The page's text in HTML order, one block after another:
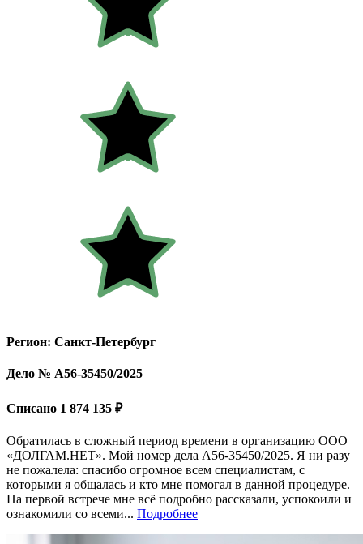
Регион: Санкт-Петербург
Дело № А56-35450/2025
Списано 1 874 135 ₽
Обратилась в сложный период времени в организацию ООО
«ДОЛГАМ.НЕТ». Мой номер дела A56-35450/2025. Я ни разу
не пожалела: спасибо огромное всем специалистам, с
которыми я общалась и кто мне помогал в данной процедуре.
На первой встрече мне всё подробно рассказали, успокоили и
ознакомили со всеми... Подробнее